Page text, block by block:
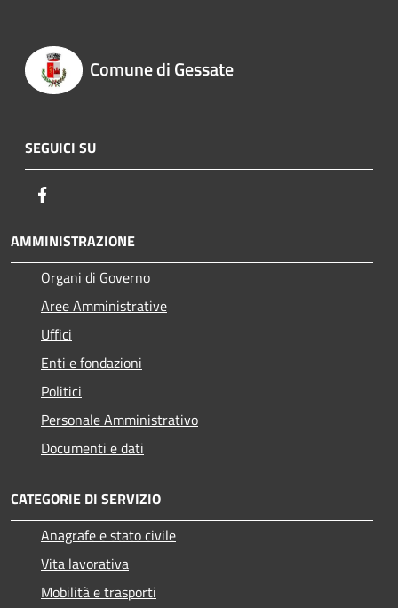
Comune di Gessate
SEGUICI SU
AMMINISTRAZIONE
Organi di Governo
Aree Amministrative
Uffici
Enti e fondazioni
Politici
Personale Amministrativo
Documenti e dati
CATEGORIE DI SERVIZIO
Anagrafe e stato civile
Vita lavorativa
Mobilità e trasporti